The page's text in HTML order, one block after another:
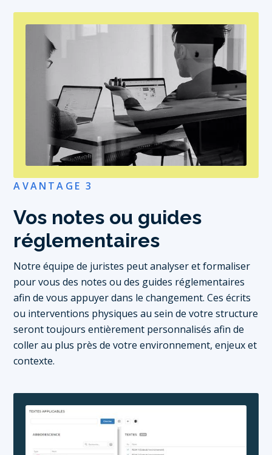
AVANTAGE 3
Vos notes ou guides
réglementaires
Notre équipe de juristes peut analyser et formaliser
pour vous des notes ou des guides réglementaires
afin de vous appuyer dans le changement. Ces écrits
ou interventions physiques au sein de votre structure
seront toujours entièrement personnalisés afin de
coller au plus près de votre environnement, enjeux et
contexte.